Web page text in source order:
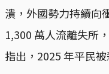
潰，外國勢力持續向
1,300 萬人流離失所
指出，2025 年平民